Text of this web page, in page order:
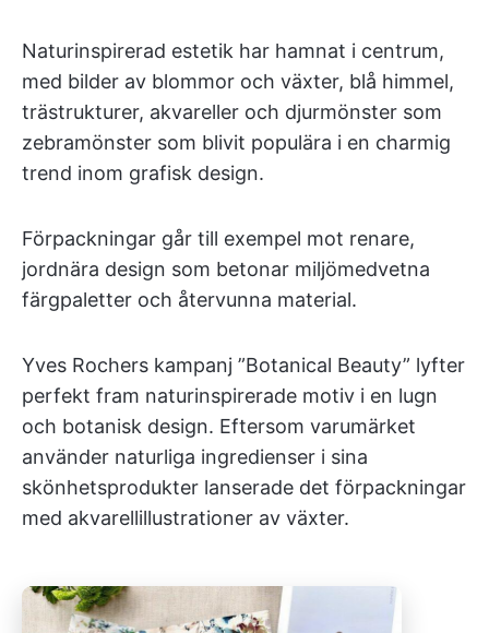
Naturinspirerad estetik har hamnat i centrum,
med bilder av blommor och växter, blå himmel,
trästrukturer, akvareller och djurmönster som
zebramönster som blivit populära i en charmig
trend inom grafisk design.
Förpackningar går till exempel mot renare,
jordnära design som betonar miljömedvetna
färgpaletter och återvunna material.
Yves Rochers kampanj ”Botanical Beauty” lyfter
perfekt fram naturinspirerade motiv i en lugn
och botanisk design. Eftersom varumärket
använder naturliga ingredienser i sina
skönhetsprodukter lanserade det förpackningar
med akvarellillustrationer av växter.